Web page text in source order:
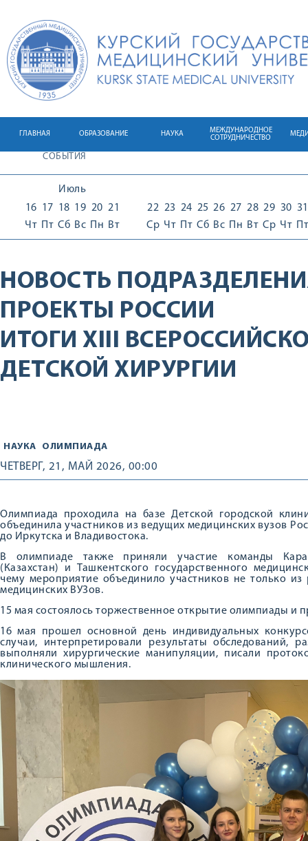
ГЛАВНАЯ ОБРАЗОВАНИЕ НАУКА
МЕЖДУНАРОДНОЕ
СОТРУДНИЧЕСТВО
СОБЫТИЯ
Июль
16
Чт
17
Пт
18
Сб
19
Вс
20
Пн
21
Вт
22
Ср
23
Чт
24
Пт
25
Сб
26
Вс
27
Пн
28
Вт
29
Ср
30
Чт
31
Пт
НОВОСТЬ
ПРОЕКТЫ РОССИИ
ИТОГИ XIII
ДЕТСКОЙ ХИРУРГИИ
НАУКА ОЛИМПИАДА
ЧЕТВЕРГ, 21, МАЙ 2026, 00:00
Олимпиада проходила на базе Детской городской
объединила участников из ведущих медицинских вузов
до Иркутска и Владивостока.
В олимпиаде также приняли участие команды
(Казахстан) и Ташкентского государственного
чему мероприятие объединило участников не только
медицинских ВУЗов.
15 мая состоялось торжественное открытие олимпиады и
16 мая прошел основной день индивидуальных
случаи, интерпретировали результаты обследований,
выполняли хирургические манипуляции, писали
клинического мышления.